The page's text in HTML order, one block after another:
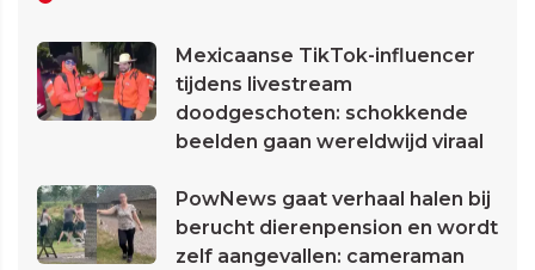
Mexicaanse TikTok-influencer
tijdens livestream
doodgeschoten: schokkende
beelden gaan wereldwijd viraal
PowNews gaat verhaal halen bij
berucht dierenpension en wordt
zelf aangevallen: cameraman